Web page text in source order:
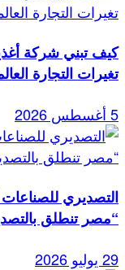
كيف تبني شركة
تغيرات التجارة
5 أغسطس 2026
التصديري
“مصر تنطلق
29 يوليو 2026